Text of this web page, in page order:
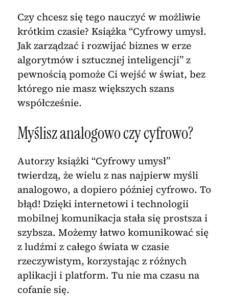
Czy chcesz się tego nauczyć w możliwie
krótkim czasie? Książka “Cyfrowy umysł.
Jak zarządzać i rozwijać biznes w erze
algorytmów i sztucznej inteligencji” z
pewnością pomoże Ci wejść w świat, bez
którego nie masz większych szans
współcześnie.
Myślisz analogowo czy cyfrowo?
Autorzy książki “Cyfrowy umysł”
twierdzą, że wielu z nas najpierw myśli
analogowo, a dopiero później cyfrowo. To
błąd! Dzięki internetowi i technologii
mobilnej komunikacja stała się prostsza i
szybsza. Możemy łatwo komunikować się
z ludźmi z całego świata w czasie
rzeczywistym, korzystając z różnych
aplikacji i platform. Tu nie ma czasu na
cofanie się.